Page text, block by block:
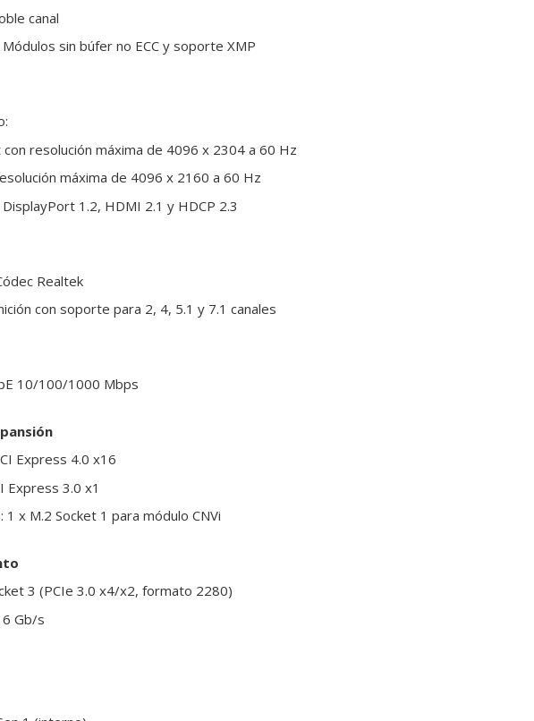
canal
sin búfer no ECC y soporte XMP
resolución máxima de 4096 x 2304 a 60 Hz
máxima de 4096 x 2160 a 60 Hz
1.2, HDMI 2.1 y HDCP 2.3
Realtek
con soporte para 2, 4, 5.1 y 7.1 canales
10/100/1000 Mbps
Express 4.0 x16
Express 3.0 x1
1 x M.2 Socket 1 para módulo CNVi
3 (PCIe 3.0 x4/x2, formato 2280)
6 Gb/s